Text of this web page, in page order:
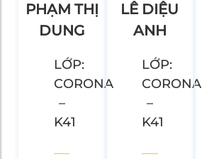
PHẠM THỊ
DUNG
LỚP:
CORONA
–
K41
LÊ DIỆU
ANH
LỚP:
CORONA
–
K41